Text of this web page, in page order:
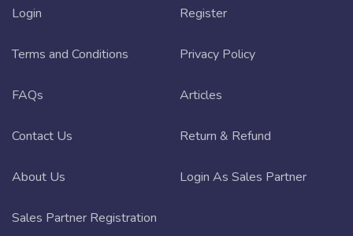
Login Register
Terms and Conditions Privacy Policy
FAQs Articles
Contact Us Return & Refund
About Us Login As Sales Partner
Sales Partner Registration